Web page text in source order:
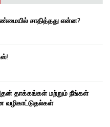
சாதித்தது என்ன?
தாக்கங்கள் மற்றும் நீங்கள்
வழிகாட்டுதல்கள்